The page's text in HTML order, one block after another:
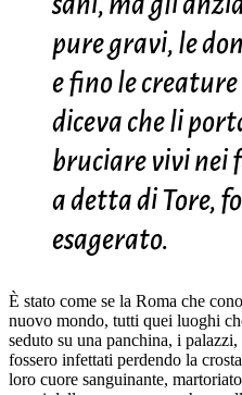
pure gravi, le
e fino le
diceva che li
bruciare vivi nei
a detta di Tore,
esagerato.
È stato come se la Roma che
nuovo mondo, tutti quei luoghi
seduto su una panchina, i
fossero infettati perdendo la
loro cuore sanguinante,